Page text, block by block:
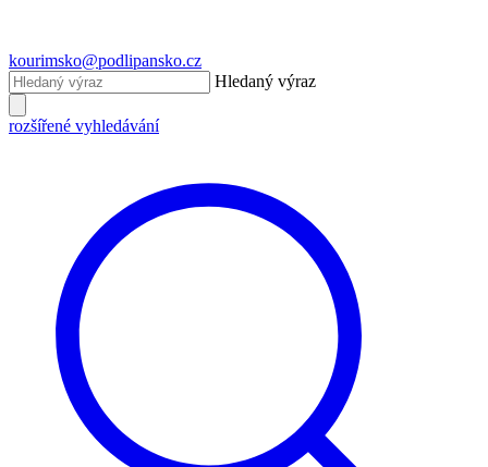
kourimsko@podlipansko.cz
Hledaný výraz
rozšířené vyhledávání